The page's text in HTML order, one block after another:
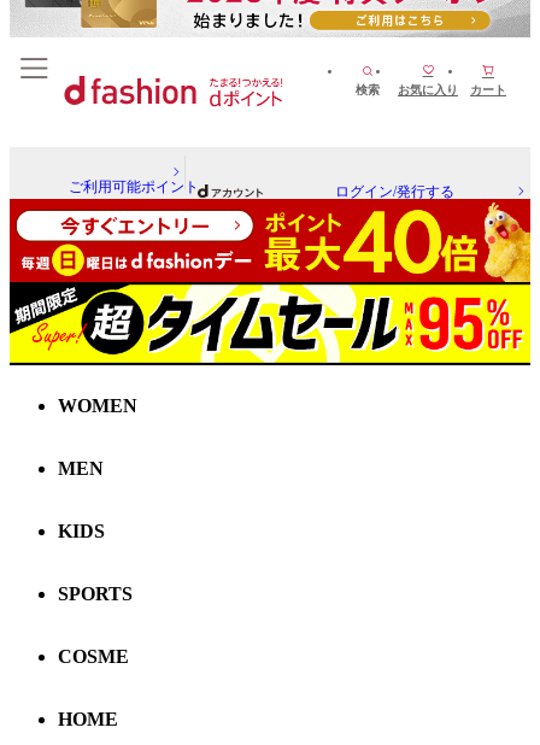
検索 お気に入り カート
ご利用可能ポイント ログイン/発行する
WOMEN
MEN
KIDS
SPORTS
COSME
HOME